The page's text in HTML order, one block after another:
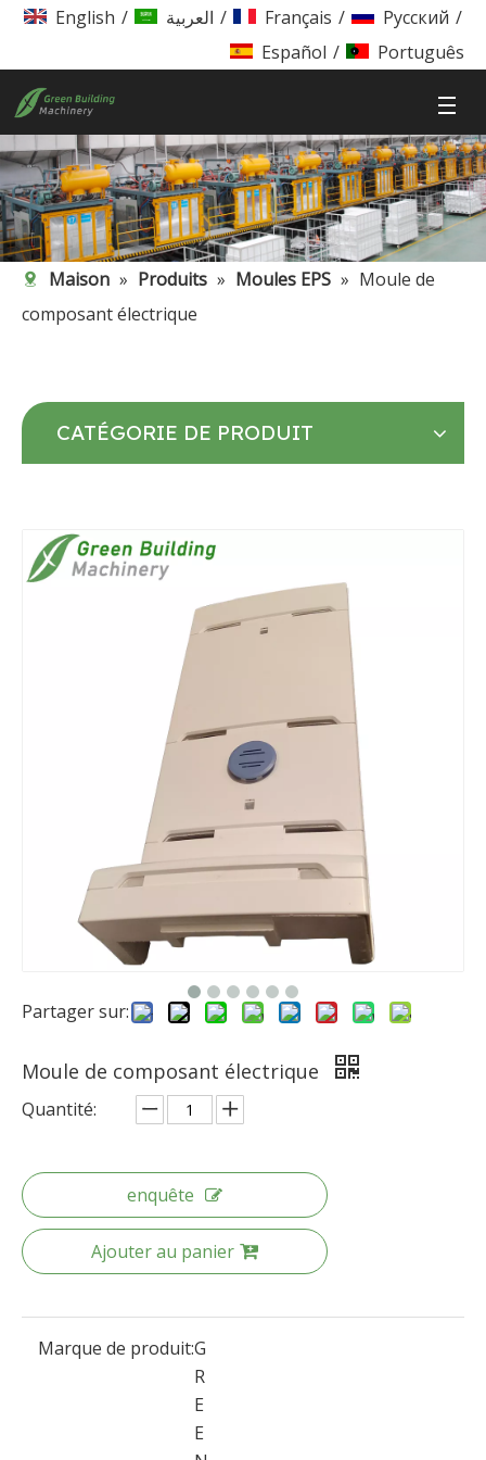
English / العربية / Français / Pусский /
Español / Português
Maison » Produits » Moules EPS » Moule de
composant électrique
CATÉGORIE DE PRODUIT
Partager sur:
Moule de composant électrique
Quantité:
enquête
Ajouter au panier
Marque de produit:G
R
E
E